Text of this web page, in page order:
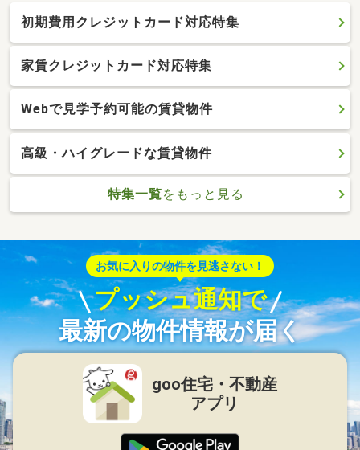
初期費用クレジットカード対応特集
家賃クレジットカード対応特集
Webで見学予約可能の賃貸物件
高級・ハイグレードな賃貸物件
特集一覧をもっと見る
お気に入りの物件を見逃さない！
プッシュ通知で
最新の物件情報が届く
goo住宅・不動産
アプリ